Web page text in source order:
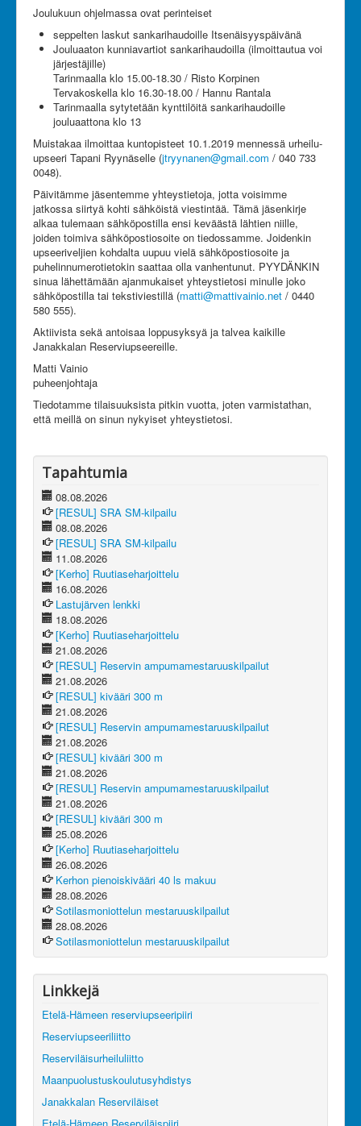
Joulukuun ohjelmassa ovat perinteiset
seppelten laskut sankarihaudoille Itsenäisyyspäivänä
Jouluaaton kunniavartiot sankarihaudoilla (ilmoittautua voi
järjestäjille)
Tarinmaalla klo 15.00-18.30 / Risto Korpinen
Tervakoskella klo 16.30-18.00 / Hannu Rantala
Tarinmaalla sytytetään kynttilöitä sankarihaudoille
jouluaattona klo 13
Muistakaa ilmoittaa kuntopisteet 10.1.2019 mennessä urheilu-
upseeri Tapani Ryynäselle (jtryynanen@gmail.com / 040 733
0048).
Päivitämme jäsentemme yhteystietoja, jotta voisimme
jatkossa siirtyä kohti sähköistä viestintää. Tämä jäsenkirje
alkaa tulemaan sähköpostilla ensi keväästä lähtien niille,
joiden toimiva sähköpostiosoite on tiedossamme. Joidenkin
upseeriveljien kohdalta uupuu vielä sähköpostiosoite ja
puhelinnumerotietokin saattaa olla vanhentunut. PYYDÄNKIN
sinua lähettämään ajanmukaiset yhteystietosi minulle joko
sähköpostilla tai tekstiviestillä (matti@mattivainio.net / 0440
580 555).
Aktiivista sekä antoisaa loppusyksyä ja talvea kaikille
Janakkalan Reserviupseereille.
Matti Vainio
puheenjohtaja
Tiedotamme tilaisuuksista pitkin vuotta, joten varmistathan,
että meillä on sinun nykyiset yhteystietosi.
Tapahtumia
08.08.2026
[RESUL] SRA SM-kilpailu
08.08.2026
[RESUL] SRA SM-kilpailu
11.08.2026
[Kerho] Ruutiaseharjoittelu
16.08.2026
Lastujärven lenkki
18.08.2026
[Kerho] Ruutiaseharjoittelu
21.08.2026
[RESUL] Reservin ampumamestaruuskilpailut
21.08.2026
[RESUL] kivääri 300 m
21.08.2026
[RESUL] Reservin ampumamestaruuskilpailut
21.08.2026
[RESUL] kivääri 300 m
21.08.2026
[RESUL] Reservin ampumamestaruuskilpailut
21.08.2026
[RESUL] kivääri 300 m
25.08.2026
[Kerho] Ruutiaseharjoittelu
26.08.2026
Kerhon pienoiskivääri 40 ls makuu
28.08.2026
Sotilasmoniottelun mestaruuskilpailut
28.08.2026
Sotilasmoniottelun mestaruuskilpailut
Linkkejä
Etelä-Hämeen reserviupseeripiiri
Reserviupseeriliitto
Reserviläisurheiluliitto
Maanpuolustuskoulutusyhdistys
Janakkalan Reserviläiset